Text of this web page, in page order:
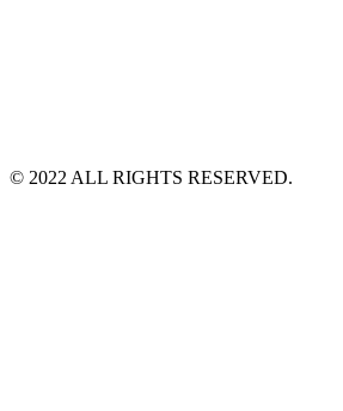
©️ 2022 ALL RIGHTS RESERVED.